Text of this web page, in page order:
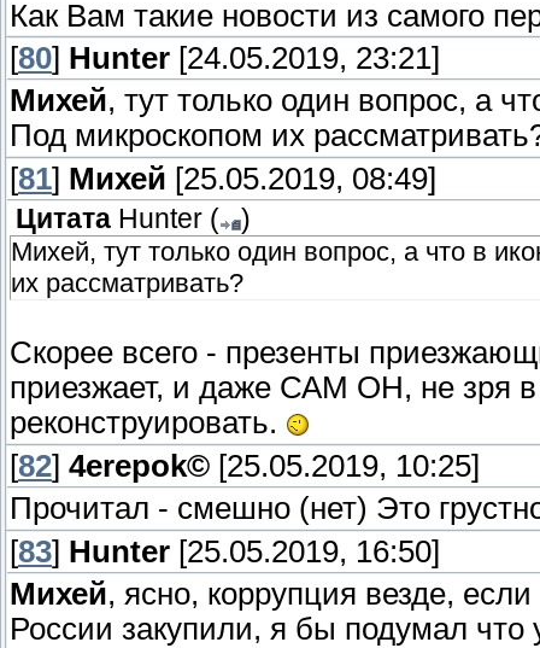
Как Вам такие новости из самого
[80] Hunter [24.05.2019, 23:21]
Михей, тут только один вопрос, а
Под микроскопом их
[81] Михей [25.05.2019, 08:49]
Цитата Hunter (
)
Михей, тут только один вопрос, а что в
их рассматривать?
Скорее всего - презенты
приезжает, и даже САМ ОН, не зря в
реконструировать.
[82] 4erepok© [25.05.2019, 10:25]
Прочитал - смешно (нет) Это
[83] Hunter [25.05.2019, 16:50]
Михей, ясно, коррупция везде,
России закупили, я бы подумал